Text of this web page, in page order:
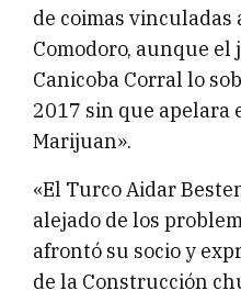
de coimas vinculadas
Comodoro, aunque
Canicoba Corral lo
2017 sin que apelara
Marijuan».
«El Turco Aidar
alejado de los
afrontó su socio y
de la Construcción